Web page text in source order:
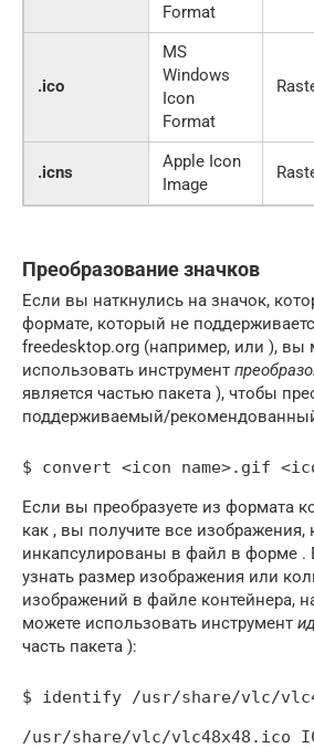
Format
.ico
MS
Windows
Icon
Format
.icns
Apple Icon
Image
Преобразование значков
Если вы наткнулись на значок,
формате, который не
freedesktop.org (например, или ), вы
использовать инструмент
является частью пакета ), чтобы
поддерживаемый/
Если вы преобразуете из формата
как , вы получите все
инкапсулированы в файл в форме .
узнать размер изображения или
изображений в файле контейнера,
можете использовать инструмент
часть пакета ):
$ identify /usr/share/vlc/
/usr/share/vlc/vlc48x48.ico